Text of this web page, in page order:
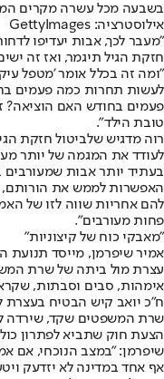
בשבעה מכל עשרה מקרים
אילוסטרציה: GettyImages
"מעבר לכך, אבות יעדיפו
חזקת הגיל תיגמר, ואז זה
"ומה זה בכלל אומר 'מטפל
לעשות תחרות כמה פעמים
פעמים בחודש האם הוציאה?
טובת הילד".
רוה מדגיש שלביטול חזקת
לעודד את המגמה של יותר
בעתיד יותר אבות שמעורבים
האפשרות לממש את הורותם,
להם אחריות שווה לזו של
פחות מעורבים".
"מאבקי כוח של קיצוניות"
אמיר שיפרמן, מייסד תנועת
עצרת מול ביתה של שרת
אימהות, סבים וסבתות,
ח"כ יואב קיש הבטיח בעצרת
שרת המשפטים שקד, שירדה
הצעת חוק שתביא לפתרון
שיפרמן: "במצב הנוכחי, אם
אף אחד במדינה לא יזדעק